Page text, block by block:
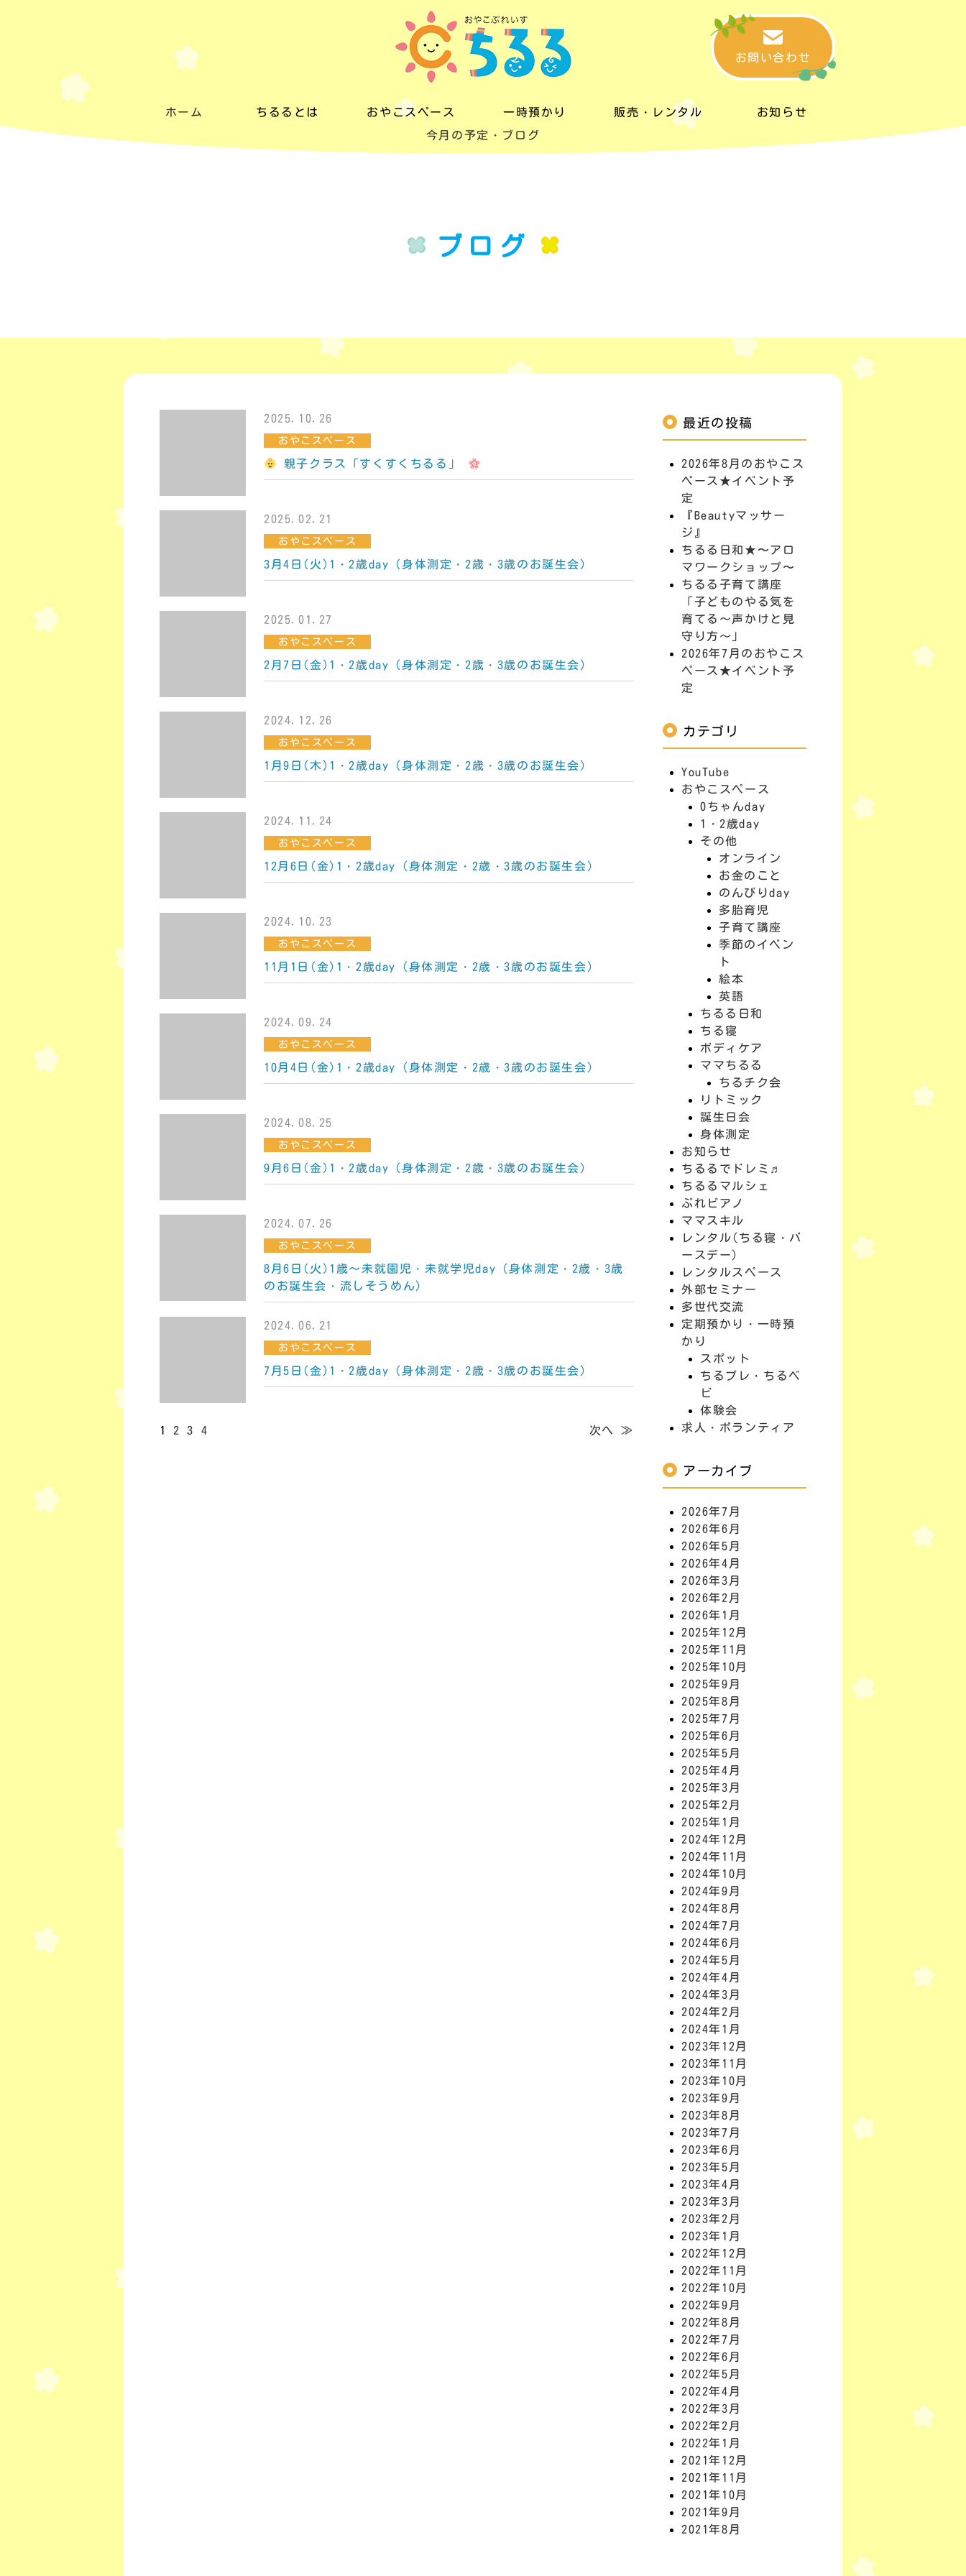
お問い合わせ
ホーム ちるるとは おやこスペース
おやこスペース
一時預かり
一時預かり
販売・レンタル お知らせ
今月の予定・ブログ
ブログ
2025.10.26
おやこスペース
親子クラス「すくすくちるる」
2025.02.21
おやこスペース
3月4日(火)1・2歳day（身体測定・2歳・3歳のお誕生会）
2025.01.27
おやこスペース
2月7日(金)1・2歳day（身体測定・2歳・3歳のお誕生会）
2024.12.26
おやこスペース
1月9日(木)1・2歳day（身体測定・2歳・3歳のお誕生会）
2024.11.24
おやこスペース
12月6日(金)1・2歳day（身体測定・2歳・3歳のお誕生会）
2024.10.23
おやこスペース
11月1日(金)1・2歳day（身体測定・2歳・3歳のお誕生会）
2024.09.24
おやこスペース
10月4日(金)1・2歳day（身体測定・2歳・3歳のお誕生会）
2024.08.25
おやこスペース
9月6日(金)1・2歳day（身体測定・2歳・3歳のお誕生会）
2024.07.26
おやこスペース
8月6日(火)1歳～未就園児・未就学児day（身体測定・2歳・3歳
のお誕生会・流しそうめん）
2024.06.21
おやこスペース
7月5日(金)1・2歳day（身体測定・2歳・3歳のお誕生会）
1 2 3 4 次へ ≫
最近の投稿
2026年8月のおやこス
ペース★イベント予
定
『Beautyマッサー
ジ』
ちるる日和★〜アロ
マワークショップ〜
ちるる子育て講座
「子どものやる気を
育てる～声かけと見
守り方～」
2026年7月のおやこス
ペース★イベント予
定
カテゴリ
YouTube
おやこスペース
0ちゃんday
1・2歳day
その他
オンライン
お金のこと
のんびりday
多胎育児
子育て講座
季節のイベン
ト
絵本
英語
ちるる日和
ちる寝
ボディケア
ママちるる
ちるチク会
リトミック
誕生日会
身体測定
お知らせ
ちるるでドレミ♬
ちるるマルシェ
ぷれピアノ
ママスキル
レンタル(ちる寝・バ
ースデー)
レンタルスペース
外部セミナー
多世代交流
定期預かり・一時預
かり
スポット
ちるプレ・ちるベ
ビ
体験会
求人・ボランティア
アーカイブ
2026年7月
2026年6月
2026年5月
2026年4月
2026年3月
2026年2月
2026年1月
2025年12月
2025年11月
2025年10月
2025年9月
2025年8月
2025年7月
2025年6月
2025年5月
2025年4月
2025年3月
2025年2月
2025年1月
2024年12月
2024年11月
2024年10月
2024年9月
2024年8月
2024年7月
2024年6月
2024年5月
2024年4月
2024年3月
2024年2月
2024年1月
2023年12月
2023年11月
2023年10月
2023年9月
2023年8月
2023年7月
2023年6月
2023年5月
2023年4月
2023年3月
2023年2月
2023年1月
2022年12月
2022年11月
2022年10月
2022年9月
2022年8月
2022年7月
2022年6月
2022年5月
2022年4月
2022年3月
2022年2月
2022年1月
2021年12月
2021年11月
2021年10月
2021年9月
2021年8月